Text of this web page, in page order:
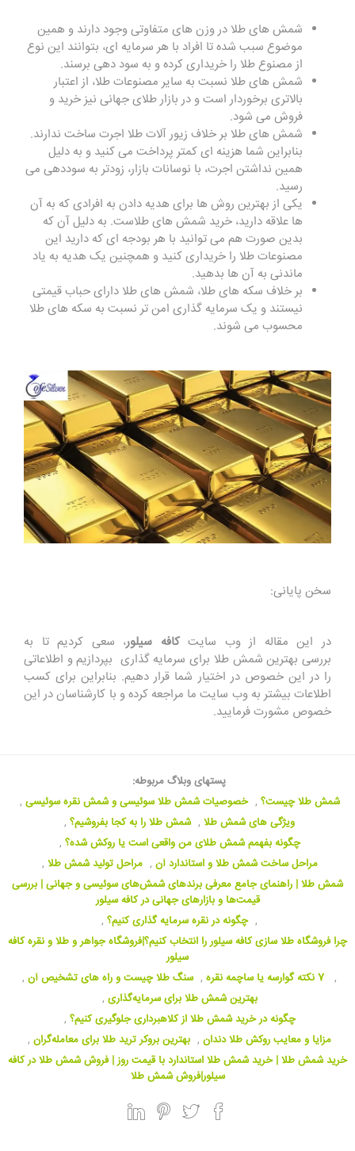
شمش های طلا در وزن های متفاوتی وجود دارند و همین
موضوع سبب شده تا افراد با هر سرمایه ای، بتوانند این نوع
از مصنوع طلا را خریداری کرده و به سود دهی برسند.
شمش های طلا نسبت به سایر مصنوعات طلا، از اعتبار
بالاتری برخوردار است و در بازار طلای جهانی نیز خرید و
فروش می شود.
شمش های طلا بر خلاف زیور آلات طلا اجرت ساخت ندارند.
بنابراین شما هزینه ای کمتر پرداخت می کنید و به دلیل
همین نداشتن اجرت، با نوسانات بازار، زودتر به سوددهی می
رسید.
یکی از بهترین روش ها برای هدیه دادن به افرادی که به آن
ها علاقه دارید، خرید شمش های طلاست. به دلیل آن که
بدین صورت هم می توانید با هر بودجه ای که دارید این
مصنوعات طلا را خریداری کنید و همچنین یک هدیه به یاد
ماندنی به آن ها بدهید.
بر خلاف سکه های طلا، شمش های طلا دارای حباب قیمتی
نیستند و یک سرمایه گذاری امن تر نسبت به سکه های طلا
محسوب می شوند.
سخن پایانی:
در این مقاله از وب سایتکافه سیلور، سعی کردیم تا به
بررسی بهترین شمش طلا برای سرمایه گذاری بپردازیم و اطلاعاتی
را در این خصوص در اختیار شما قرار دهیم. بنابراین برای کسب
اطلاعات بیشتر به وب سایت ما مراجعه کرده و با کارشناسان در این
خصوص مشورت فرمایید.
پستهای وبلاگ مربوطه:
شمش طلا چیست؟ , خصوصیات شمش طلا سوئیسی و شمش نقره سوئیسی ,
ویژگی های شمش طلا , شمش طلا را به کجا بفروشیم؟ ,
چگونه بفهمم شمش طلای من واقعی است یا روکش شده؟ ,
مراحل ساخت شمش طلا و استاندارد آن , مراحل تولید شمش طلا ,
شمش طلا | راهنمای جامع معرفی برندهای شمش‌های سوئیسی و جهانی | بررسی
قیمت‌ها و بازارهای جهانی در کافه سیلور
, چگونه در نقره سرمایه گذاری کنیم؟ ,
چرا فروشگاه طلا سازی کافه سیلور را انتخاب کنیم؟|فروشگاه جواهر و طلا و نقره کافه
سیلور
,
, سنگ طلا چیست و راه های تشخیص آن ,
بهترین شمش طلا برای سرمایه‌گذاری ,
چگونه در خرید شمش طلا از کلاهبرداری جلوگیری کنیم؟ ,
مزایا و معایب روکش طلا دندان , بهترین بروکر ترید طلا برای معامله‌گران ,
خرید شمش طلا | خرید شمش طلا استاندارد با قیمت روز | فروش شمش طلا در کافه
سیلور|فروش شمش طلا